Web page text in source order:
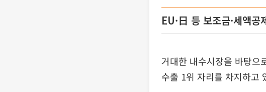
EU·日 등 보조금·세액공
거대한 내수시장을 바탕으
수출 1위 자리를 차지하고